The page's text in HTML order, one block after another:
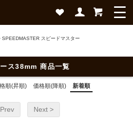
SPEEDMASTER スピードマスター
ス38mm 商品一覧
順(昇順) 価格順(降順) 新着順
Next >